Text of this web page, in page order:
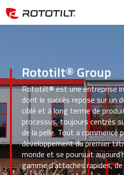
Rototilt® Group
Rototilt® est une entreprise
dont le succès repose sur un
ciblé et à long terme de
processus, toujours centrés
de la pelle. Tout a commencé
développement du premier
monde et se poursuit
gamme d’attaches rapides,